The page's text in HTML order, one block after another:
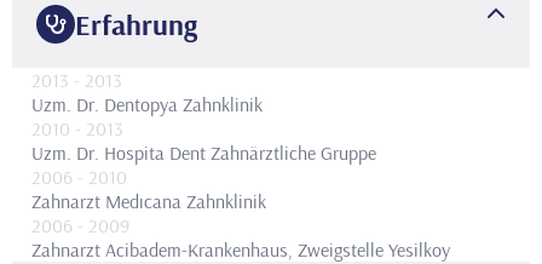
Erfahrung
2013 - 2013
Uzm. Dr. Dentopya Zahnklinik
2010 - 2013
Uzm. Dr. Hospita Dent Zahnärztliche Gruppe
2006 - 2010
Zahnarzt Medıcana Zahnklinik
2006 - 2009
Zahnarzt Acibadem-Krankenhaus, Zweigstelle Yesilkoy